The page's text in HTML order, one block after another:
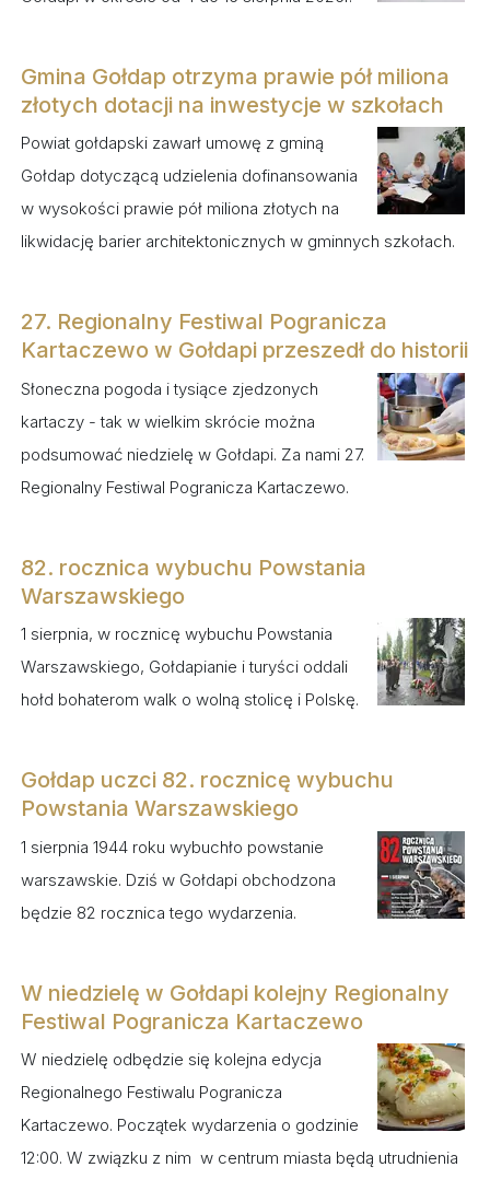
Gmina Gołdap otrzyma prawie pół miliona
złotych dotacji na inwestycje w szkołach
Powiat gołdapski zawarł umowę z gminą
Gołdap dotyczącą udzielenia dofinansowania
w wysokości prawie pół miliona złotych na
likwidację barier architektonicznych w gminnych szkołach.
27. Regionalny Festiwal Pogranicza
Kartaczewo w Gołdapi przeszedł do historii
Słoneczna pogoda i tysiące zjedzonych
kartaczy - tak w wielkim skrócie można
podsumować niedzielę w Gołdapi. Za nami 27.
Regionalny Festiwal Pogranicza Kartaczewo.
82. rocznica wybuchu Powstania
Warszawskiego
1 sierpnia, w rocznicę wybuchu Powstania
Warszawskiego, Gołdapianie i turyści oddali
hołd bohaterom walk o wolną stolicę i Polskę.
Gołdap uczci 82. rocznicę wybuchu
Powstania Warszawskiego
1 sierpnia 1944 roku wybuchło powstanie
warszawskie. Dziś w Gołdapi obchodzona
będzie 82 rocznica tego wydarzenia.
W niedzielę w Gołdapi kolejny Regionalny
Festiwal Pogranicza Kartaczewo
W niedzielę odbędzie się kolejna edycja
Regionalnego Festiwalu Pogranicza
Kartaczewo. Początek wydarzenia o godzinie
12:00. W związku z nim w centrum miasta będą utrudnienia